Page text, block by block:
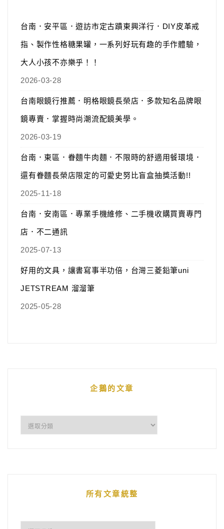
台南．安平區．遊訪市定古蹟東興洋行．DIY皮革戒
指、製作性格糖果罐，一系列好玩有趣的手作體驗，
大人小孩不亦樂乎！！
2026-03-28
台南眼鏡行推薦．明格眼鏡長榮店．多款知名品牌眼
鏡專賣．掌握時尚潮流配鏡美學。
2026-03-19
台南．東區．眷麵牛肉麵．不限時的舒適用餐環境．
還有眷麵長榮店限定的可愛史努比盲盒抽獎活動!!
2025-11-18
台南．安南區．專業手機維修、二手機收購買賣專門
店．不二通訊
2025-07-13
好用的文具，讓書寫事半功倍，台灣三菱鉛筆uni
JETSTREAM 溜溜筆
2025-05-28
企鵝的文章
所有文章統整